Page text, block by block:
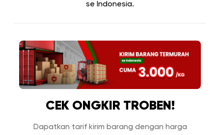
se Indonesia.
CEK ONGKIR TROBEN!
Dapatkan tarif kirim barang dengan harga